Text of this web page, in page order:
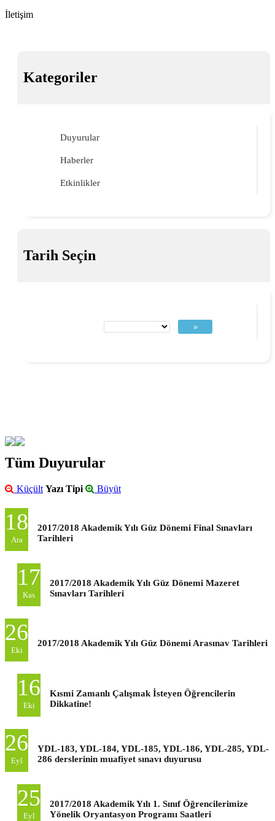
İletişim
Kategoriler
Duyurular
Haberler
Etkinlikler
Tarih Seçin
»
Tüm Duyurular
Küçült Yazı Tipi Büyüt
18
Ara
2017/2018 Akademik Yılı Güz Dönemi Final Sınavları
Tarihleri
17
Kas
2017/2018 Akademik Yılı Güz Dönemi Mazeret
Sınavları Tarihleri
26
Eki
2017/2018 Akademik Yılı Güz Dönemi Arasınav Tarihleri
16
Eki
Kısmi Zamanlı Çalışmak İsteyen Öğrencilerin
Dikkatine!
26
Eyl
YDL-183, YDL-184, YDL-185, YDL-186, YDL-285, YDL-
286 derslerinin muafiyet sınavı duyurusu
25
Eyl
2017/2018 Akademik Yılı 1. Sınıf Öğrencilerimize
Yönelik Oryantasyon Programı Saatleri